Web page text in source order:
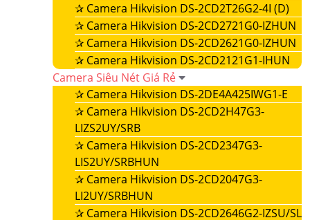
✰ Camera Hikvision DS-2CD2T26G2-4I (D)
✰ Camera Hikvision DS-2CD2721G0-IZHUN
✰ Camera Hikvision DS-2CD2621G0-IZHUN
✰ Camera Hikvision DS-2CD2121G1-IHUN
Camera Siêu Nét Giá Rẻ
✰ Camera Hikvision DS-2DE4A425IWG1-E
✰ Camera Hikvision DS-2CD2H47G3-
LIZS2UY/SRB
✰ Camera Hikvision DS-2CD2347G3-
LIS2UY/SRBHUN
✰ Camera Hikvision DS-2CD2047G3-
LI2UY/SRBHUN
✰ Camera Hikvision DS-2CD2646G2-IZSU/SL